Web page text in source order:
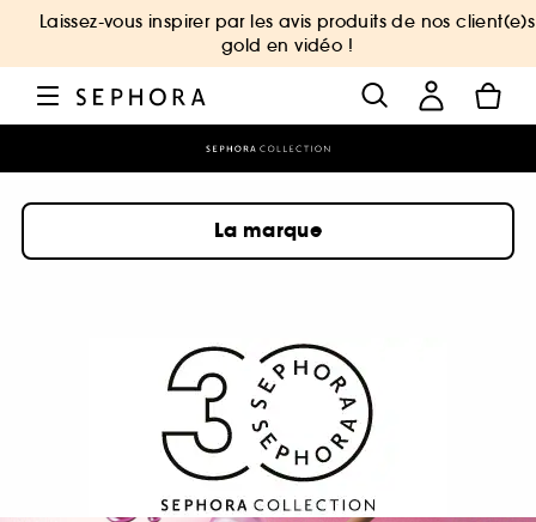
Laissez-vous inspirer par les avis produits de nos client(e)s
gold en vidéo !
La marque